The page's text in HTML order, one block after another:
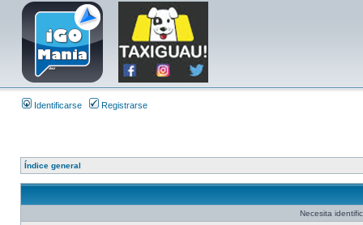
Identificarse Registrarse
Índice general
Necesita